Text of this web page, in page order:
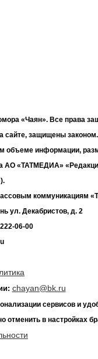
«Чаян». Все права
защищены законом.
объеме информации,
АО «ТАТМЕДИА»
коммуникациям
ул. Декабристов, д. 2
06-00
chayan@bk.ru
сервисов и
отменить в настройках